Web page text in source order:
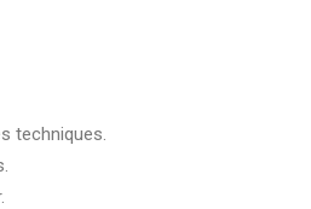
techniques.